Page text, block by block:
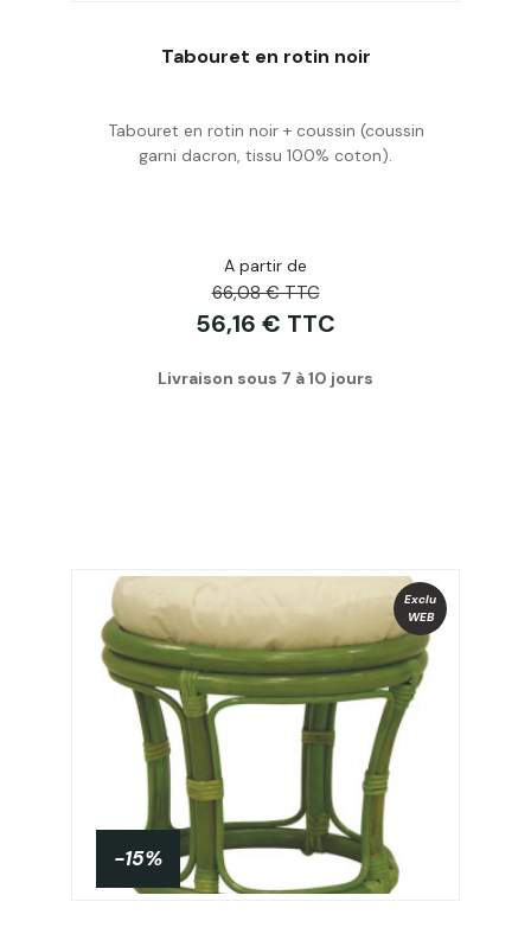
Acheter
Tabouret en rotin noir
Tabouret en rotin noir + coussin (coussin
garni dacron, tissu 100% coton).
A partir de
66,08 € TTC
56,16 € TTC
Livraison sous 7 à 10 jours
Exclu
WEB
PROMO !
-15%